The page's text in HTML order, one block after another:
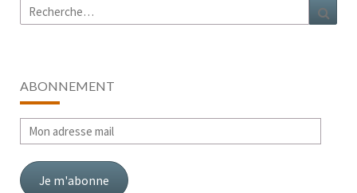
Rechercher :
ABONNEMENT
Mon
adresse
mail
Je m'abonne